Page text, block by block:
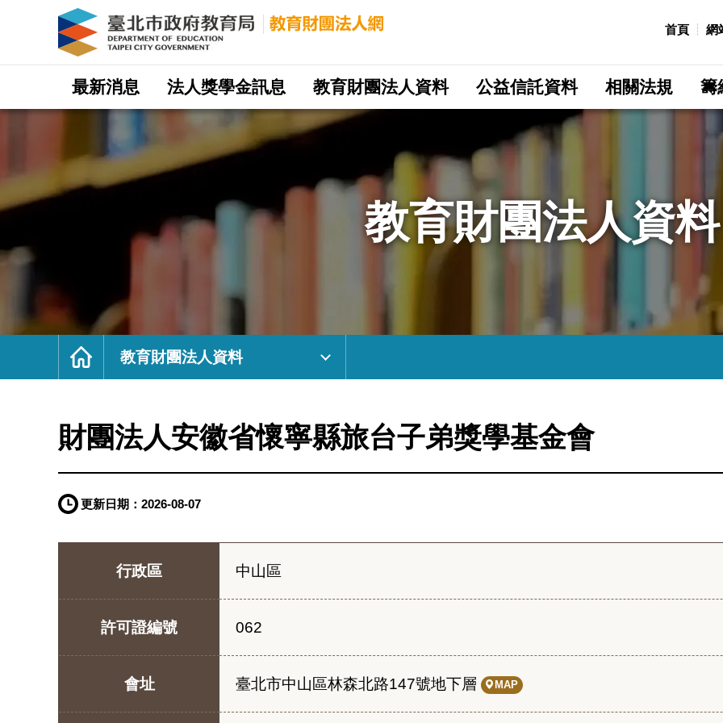
寧
弟
教
育
團
法
首頁 網
網
最新消息 法人獎學金訊息 教育財團法人資料 公益信託資料 相關法規 籌
教育財團法人資料
首
教育財團法人資料
財團法人安徽省懷寧縣旅台子弟獎學基金會
更新日期： 2026-08-07
行政區 中山區
許可證編號 062
會址 臺北市中山區林森北路147號地下層 MAP